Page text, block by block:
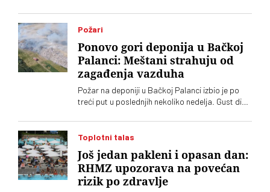
načelnika Uprave kriminalističke policije Marka
Krička da mu smešta. "Radar" piše da je sukob
pitanje obračuna u vrhu MUP-a
Požari
Ponovo gori deponija u Bačkoj
Palanci: Meštani strahuju od
zagađenja vazduha
Požar na deponiji u Bačkoj Palanci izbio je po
treći put u poslednjih nekoliko nedelja. Gust dim
zagađenje i otežano disanje
Toplotni talas
Još jedan pakleni i opasan dan:
RHMZ upozorava na povećan
rizik po zdravlje